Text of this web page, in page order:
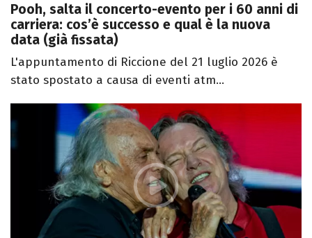
Pooh, salta il concerto-evento per i 60 anni di
carriera: cos’è successo e qual è la nuova
data (già fissata)
L'appuntamento di Riccione del 21 luglio 2026 è
stato spostato a causa di eventi atm...